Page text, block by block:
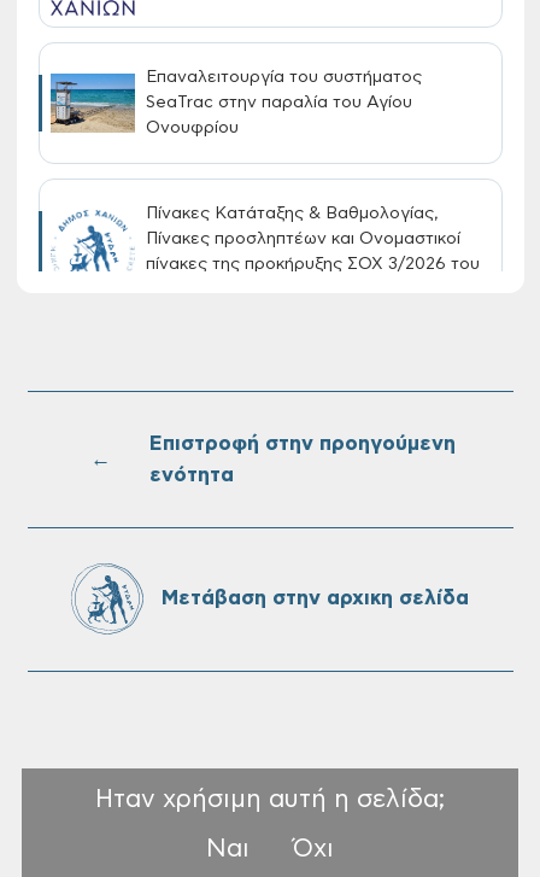
Επαναλειτουργία του συστήματος
SeaTrac στην παραλία του Αγίου
Ονουφρίου
Πίνακες Κατάταξης & Βαθμολογίας,
Πίνακες προσληπτέων και Ονομαστικοί
πίνακες της προκήρυξης ΣΟΧ 3/2026 του
χρόνου σε υπηρεσίες καθαρισμού
σχολικών μονάδων
06/08 οι αιτήσεις
←
Επιστροφή στην προηγούμενη
ενότητα
Μετάβαση στην αρχικη σελίδα
Ηταν χρήσιμη αυτή η σελίδα;
Ναι
Όχι